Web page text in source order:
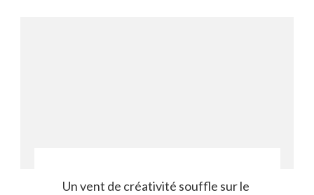
Un vent de créativité souffle sur le